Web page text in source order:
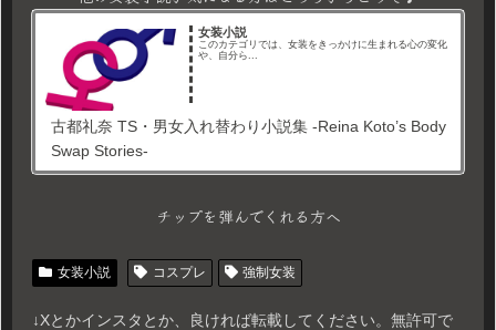
女装小説
このカテゴリでは、女装をきっかけに生まれる心の変化
や、自分ら...
古都礼奈 TS・男女入れ替わり小説集 -Reina Koto’s Body
Swap Stories-
チップを弾んでくれる方へ
女装小説 コスプレ 強制女装
↓Xとかインスタとか、良ければ転載してください。無許可で